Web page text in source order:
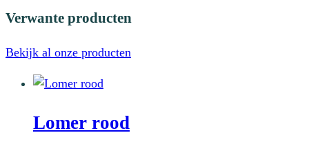
Verwante producten
Bekijk al onze producten
Lomer rood